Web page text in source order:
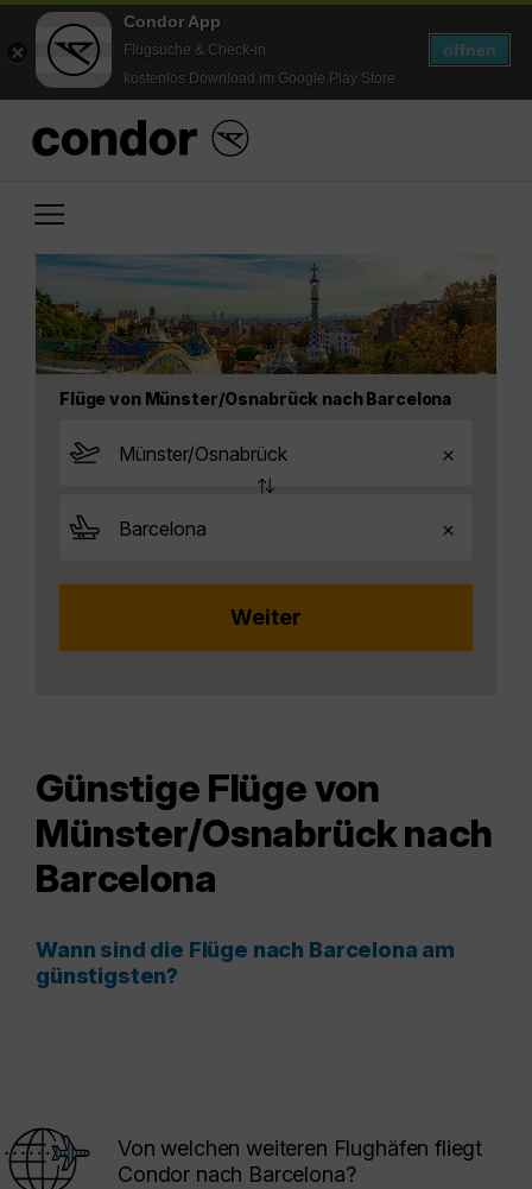
Condor App
Flugsuche & Check-in
kostenlos Download im Google Play Store
öffnen
Flüge von Münster/Osnabrück nach Barcelona
Günstige Flüge von
Münster/Osnabrück nach
Barcelona
Wann sind die Flüge nach Barcelona am
günstigsten?
Von welchen weiteren Flughäfen fliegt
Condor nach Barcelona?